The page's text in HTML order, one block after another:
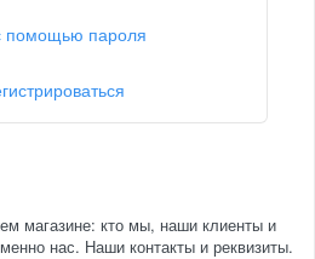
помощью пароля
магазине: кто мы, наши клиенты и
нас. Наши контакты и реквизиты.